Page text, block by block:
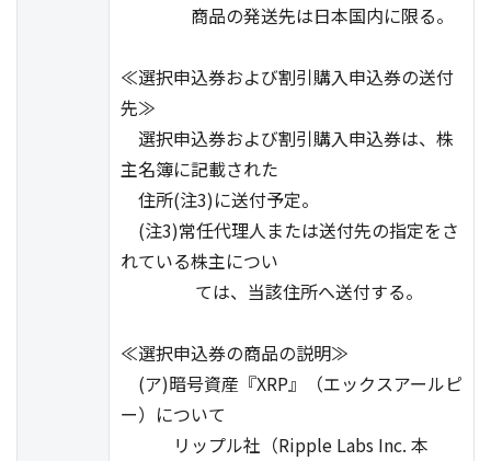
商品の発送先は日本国内に限る。
≪選択申込券および割引購入申込券の送付
先≫
選択申込券および割引購入申込券は、株
主名簿に記載された
住所(注3)に送付予定。
(注3)常任代理人または送付先の指定をさ
れている株主につい
ては、当該住所へ送付する。
≪選択申込券の商品の説明≫
(ア)暗号資産『XRP』（エックスアールピ
ー）について
リップル社（Ripple Labs Inc. 本